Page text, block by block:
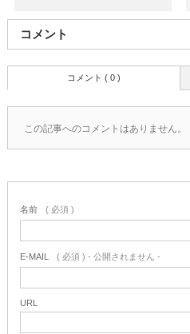
コメント
コメント ( 0 )
この記事へのコメントはありません。
名前 ( 必須 )
E-MAIL ( 必須 ) - 公開されません -
URL